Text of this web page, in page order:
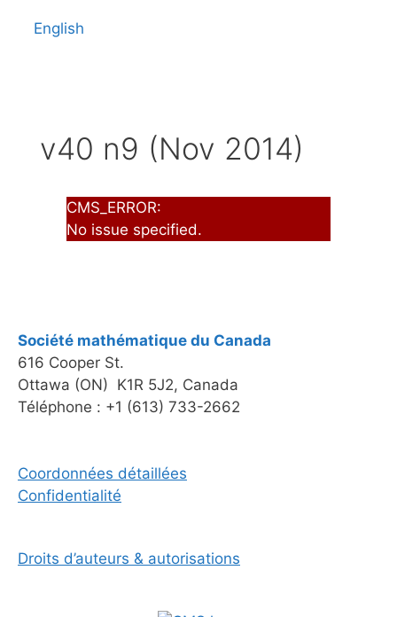
English
v40 n9 (Nov 2014)
CMS_ERROR:
No issue specified.
Société mathématique du Canada
616 Cooper St.
Ottawa (ON) K1R 5J2, Canada
Téléphone : +1 (613) 733-2662
Coordonnées détaillées
Confidentialité
Droits d’auteurs & autorisations